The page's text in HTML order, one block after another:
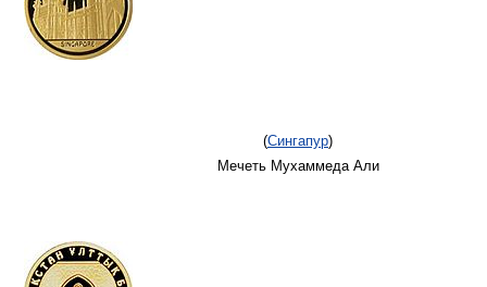
(Сингапур)
Мечеть Мухаммеда Али